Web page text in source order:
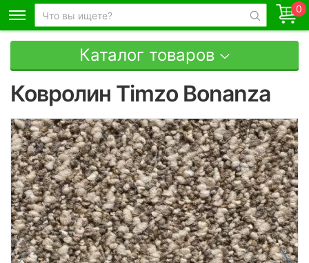
0
Каталог товаров
Ковролин Timzo Bonanza